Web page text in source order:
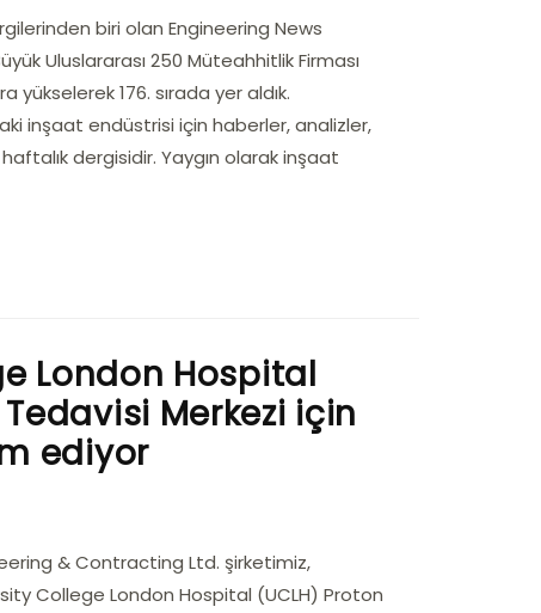
biri olan Engineering News
Uluslararası 250 Müteahhitlik Firması
yükselerek 176. sırada yer aldık.
inşaat endüstrisi için haberler, analizler,
dergisidir. Yaygın olarak inşaat
London Hospital
Merkezi için
ediyor
& Contracting Ltd. şirketimiz,
College London Hospital (UCLH) Proton